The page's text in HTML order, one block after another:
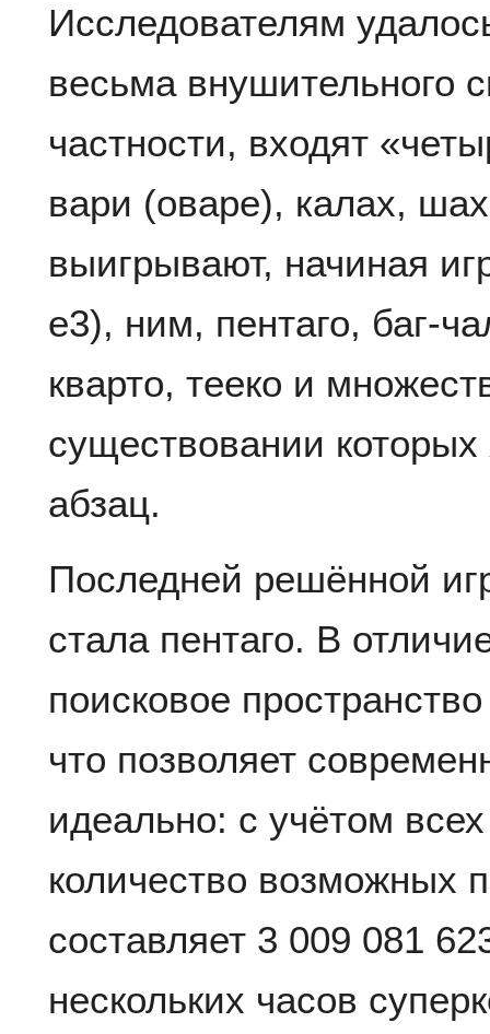
Исследователям
весьма внушительного
частности, входят
вари (оваре), калах,
выигрывают, начиная
e3), ним, пентаго, баг-
кварто, тееко и
существовании которых
абзац.
Последней решённой
стала пентаго. В
поисковое
что позволяет
идеально: с учётом
количество возможных
составляет 3 009 081
нескольких часов